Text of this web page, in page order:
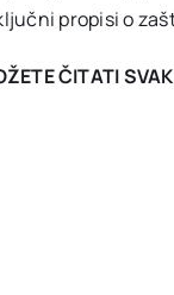
propisi o
ČITATI